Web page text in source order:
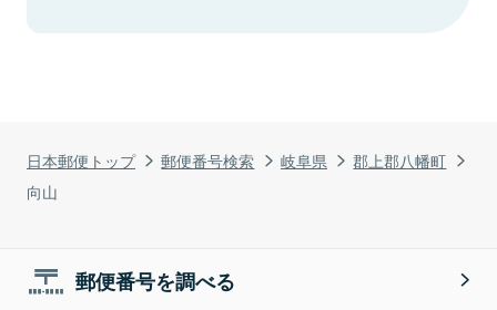
日本郵便トップ 郵便番号検索 岐阜県
郡上郡八幡町
向山
郵便番号を調べる